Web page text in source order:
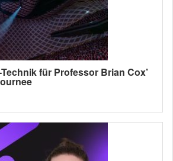
für Professor Brian Cox’